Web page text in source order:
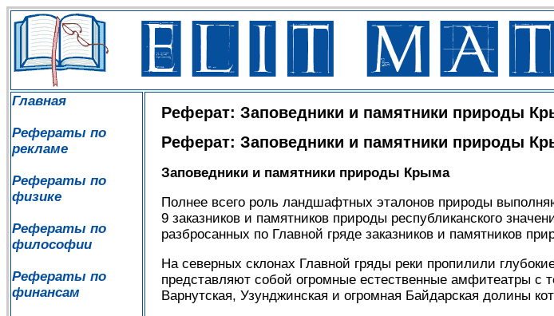
Главная
Рефераты по
рекламе
Рефераты по
физике
Рефераты по
философии
Рефераты по
финансам
Реферат: Заповедники и памятники природы
Реферат: Заповедники и памятники природы
Заповедники и памятники природы Крыма
Полнее всего роль ландшафтных эталонов природы
9 заказников и памятников природы республиканского
разбросанных по Главной гряде заказников и памятников
На северных склонах Главной гряды реки пропилили
представляют собой огромные естественные амфитеатры с
Варнутская, Узунджинская и огромная Байдарская долины